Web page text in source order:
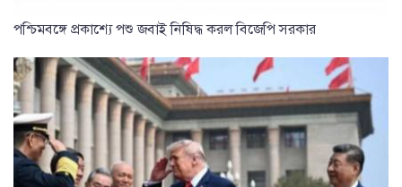
পশ্চিমবঙ্গে প্রকাশ্যে পশু জবাই নিষিদ্ধ করল বিজেপি সরকার